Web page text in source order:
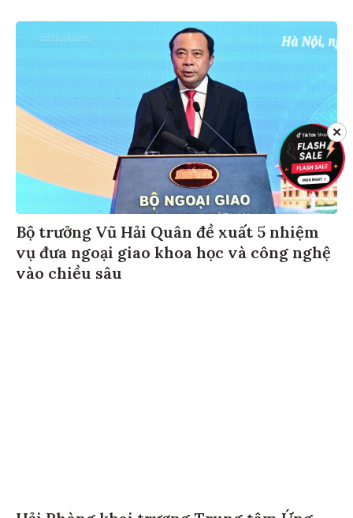
Bộ trưởng Vũ Hải Quân đề xuất 5 nhiệm
vụ đưa ngoại giao khoa học và công nghệ
vào chiều sâu
✕